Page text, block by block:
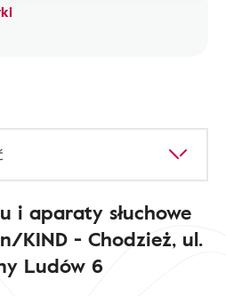
i aparaty słuchowe
KIND - Chodzież, ul.
Ludów 6